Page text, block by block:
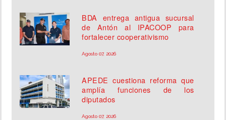
BDA entrega antigua sucursal
de Antón al IPACOOP para
fortalecer cooperativismo
Agosto 07, 2026
APEDE cuestiona reforma que
amplía funciones de los
diputados
Agosto 07, 2026